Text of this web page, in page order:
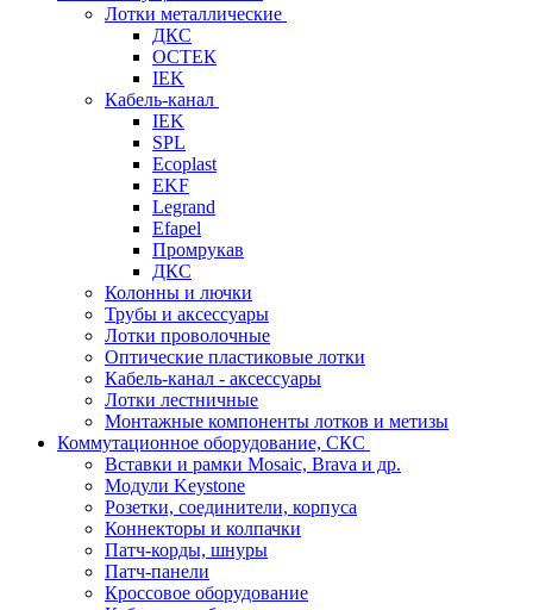
Лотки металлические
ДКС
ОСТЕК
IEK
Кабель-канал
IEK
SPL
Ecoplast
EKF
Legrand
Efapel
Промрукав
ДКС
Колонны и лючки
Трубы и аксессуары
Лотки проволочные
Оптические пластиковые лотки
Кабель-канал - аксессуары
Лотки лестничные
Монтажные компоненты лотков и метизы
Коммутационное оборудование, СКС
Вставки и рамки Mosaic, Brava и др.
Модули Keystone
Розетки, соединители, корпуса
Коннекторы и колпачки
Патч-корды, шнуры
Патч-панели
Кроссовое оборудование